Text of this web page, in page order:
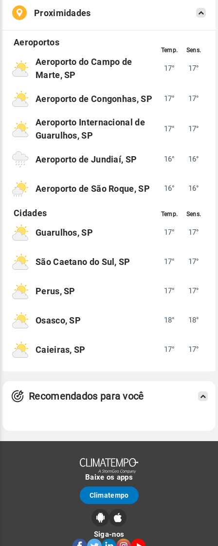
Proximidades
Aeroporto do Campo de
Marte, SP
17° 17°
Aeroporto de Congonhas, SP 17° 17°
Aeroporto Internacional de
Guarulhos, SP
17° 17°
Aeroporto de Jundiaí, SP 16° 16°
Aeroporto de São Roque, SP 16° 16°
Guarulhos, SP 17° 17°
São Caetano do Sul, SP 17° 17°
Perus, SP 17° 17°
Osasco, SP 18° 18°
Caieiras, SP 17° 17°
Recomendados para você
Baixe os apps
Climatempo
Siga-nos